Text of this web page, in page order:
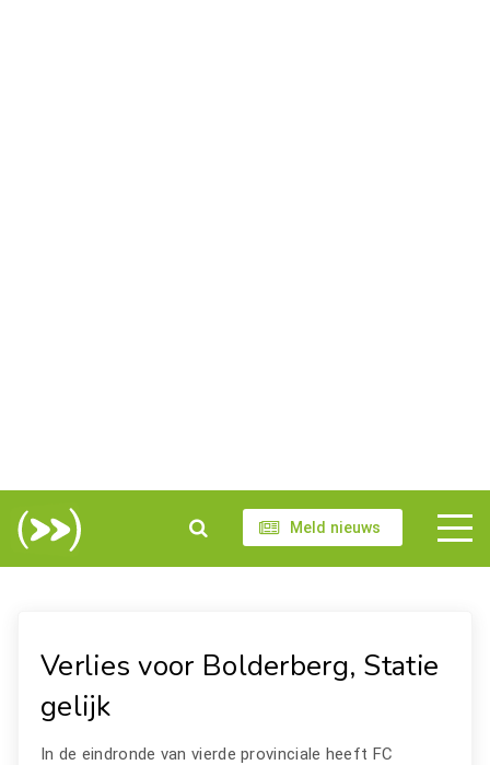
Meld nieuws
Verlies voor Bolderberg, Statie
gelijk
In de eindronde van vierde provinciale heeft FC